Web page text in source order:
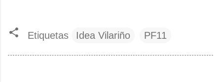
Etiquetas Idea Vilariño PF11